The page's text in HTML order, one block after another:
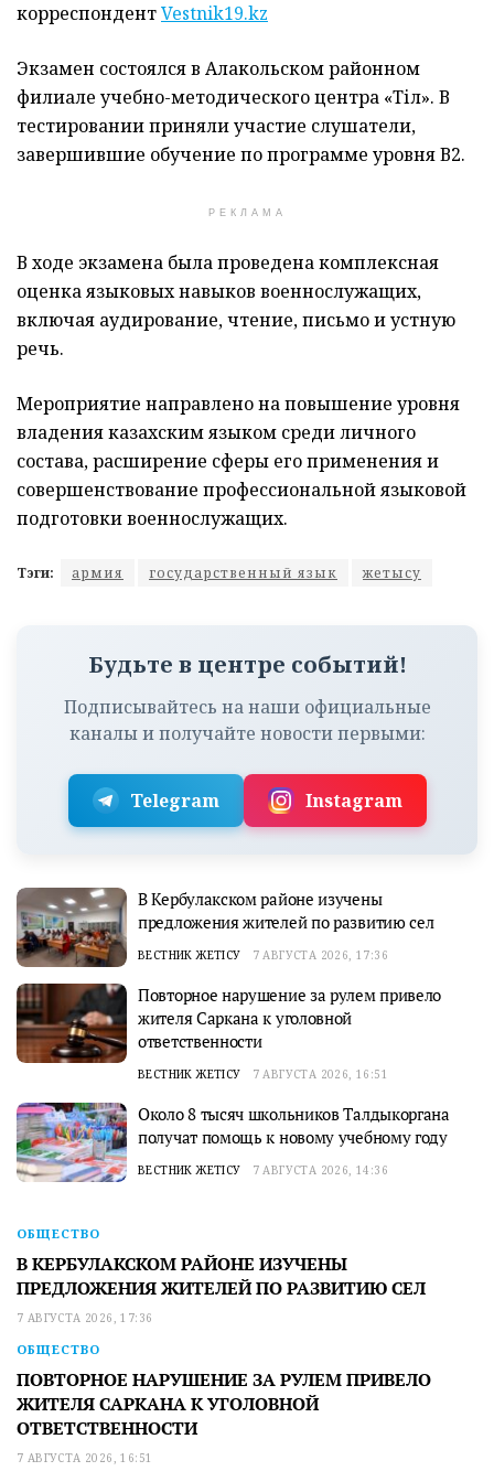
корреспондентVestnik19.kz
Экзамен состоялся в Алакольском районном
филиале учебно-методического центра «Тіл». В
тестировании приняли участие слушатели,
завершившие обучение по программе уровня В2.
РЕКЛАМА
В ходе экзамена была проведена комплексная
оценка языковых навыков военнослужащих,
включая аудирование, чтение, письмо и устную
речь.
Мероприятие направлено на повышение уровня
владения казахским языком среди личного
состава, расширение сферы его применения и
совершенствование профессиональной языковой
подготовки военнослужащих.
Тэги: армия государственный язык жетысу
Будьте в центре событий!
Подписывайтесь на наши официальные
каналы и получайте новости первыми:
Telegram Instagram
В Кербулакском районе изучены
предложения жителей по развитию сел
ВЕСТНИК ЖЕТІСУ 7 АВГУСТА 2026, 17:36
Повторное нарушение за рулем привело
жителя Саркана к уголовной
ответственности
ВЕСТНИК ЖЕТІСУ 7 АВГУСТА 2026, 16:51
Около 8 тысяч школьников Талдыкоргана
получат помощь к новому учебному году
ВЕСТНИК ЖЕТІСУ 7 АВГУСТА 2026, 14:36
ОБЩЕСТВО
В КЕРБУЛАКСКОМ РАЙОНЕ ИЗУЧЕНЫ
ПРЕДЛОЖЕНИЯ ЖИТЕЛЕЙ ПО РАЗВИТИЮ СЕЛ
7 АВГУСТА 2026, 17:36
ОБЩЕСТВО
ПОВТОРНОЕ НАРУШЕНИЕ ЗА РУЛЕМ ПРИВЕЛО
ЖИТЕЛЯ САРКАНА К УГОЛОВНОЙ
ОТВЕТСТВЕННОСТИ
7 АВГУСТА 2026, 16:51